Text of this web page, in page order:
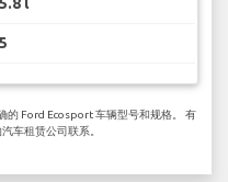
5
的 Ford Ecosport 车辆型号和规格。 有
车租赁公司联系。